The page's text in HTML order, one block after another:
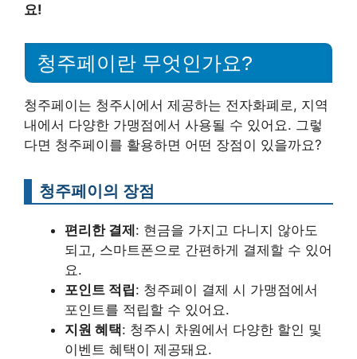
요!
청주페이란 무엇인가요?
청주페이는 청주시에서 제공하는 전자화폐로, 지역
내에서 다양한 가맹점에서 사용될 수 있어요. 그렇
다면 청주페이를 활용하면 어떤 장점이 있을까요?
청주페이의 장점
편리한 결제 : 현금을 가지고 다니지 않아도
되고, 스마트폰으로 간편하게 결제할 수 있어
요.
포인트 적립: 청주페이 결제 시 가맹점에서
포인트를 적립할 수 있어요.
지원 혜택: 청주시 차원에서 다양한 할인 및
이벤트 혜택이 제공돼요.